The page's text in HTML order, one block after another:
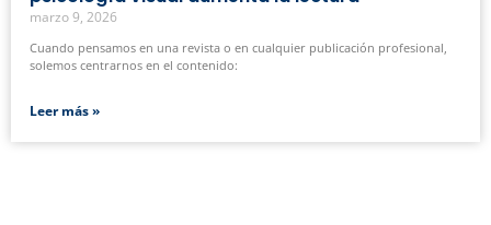
marzo 9, 2026
Cuando pensamos en una revista o en cualquier publicación profesional,
solemos centrarnos en el contenido:
Leer más »